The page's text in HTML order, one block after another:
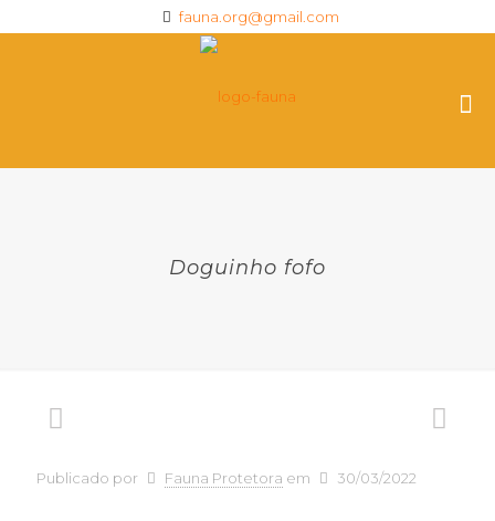
fauna.org@gmail.com
Doguinho fofo
Publicado por Fauna Protetora em 30/03/2022